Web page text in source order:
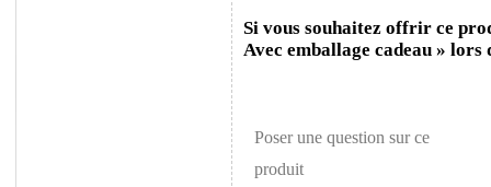
Si vous souhaitez offrir ce
Avec emballage cadeau » lors
Poser une question sur ce
produit